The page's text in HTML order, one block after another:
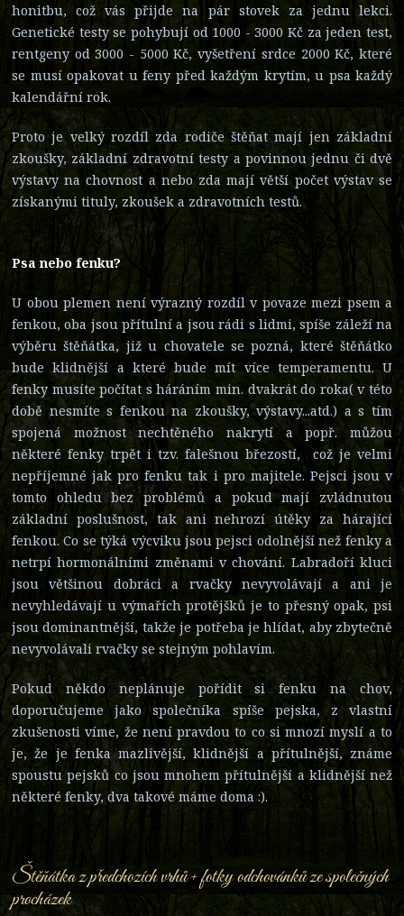
honitbu, což vás přijde na pár stovek za jednu lekci.
Genetické testy se pohybují od 1000 - 3000 Kč za jeden test,
rentgeny od 3000 - 5000 Kč, vyšetření srdce 2000 Kč, které
se musí opakovat u feny před každým krytím, u psa každý
kalendářní rok.
Proto je velký rozdíl zda rodiče štěňat mají jen základní
zkoušky, základní zdravotní testy a povinnou jednu či dvě
výstavy na chovnost a nebo zda mají větší počet výstav se
získanými tituly, zkoušek a zdravotních testů.
Psa nebo fenku?
U obou plemen není výrazný rozdíl v povaze mezi psem a
fenkou, oba jsou přítulní a jsou rádi s lidmi, spíše záleží na
výběru štěňátka, již u chovatele se pozná, které štěňátko
bude klidnější a které bude mít více temperamentu. U
fenky musíte počítat s háráním min. dvakrát do roka( v této
době nesmíte s fenkou na zkoušky, výstavy...atd.) a s tím
spojená možnost nechtěného nakrytí a popř. můžou
některé fenky trpět i tzv. falešnou březostí, což je velmi
nepříjemné jak pro fenku tak i pro majitele. Pejsci jsou v
tomto ohledu bez problémů a pokud mají zvládnutou
základní poslušnost, tak ani nehrozí útěky za hárající
fenkou. Co se týká výcviku jsou pejsci odolnější než fenky a
netrpí hormonálními změnami v chování. Labradoří kluci
jsou většinou dobráci a rvačky nevyvolávají a ani je
nevyhledávají u výmařích protějšků je to přesný opak, psi
jsou dominantnější, takže je potřeba je hlídat, aby zbytečně
nevyvolávali rvačky se stejným pohlavím.
Pokud někdo neplánuje pořídit si fenku na chov,
doporučujeme jako společníka spíše pejska, z vlastní
zkušenosti víme, že není pravdou to co si mnozí myslí a to
je, že je fenka mazlivější, klidnější a přítulnější, známe
spoustu pejsků co jsou mnohem přítulnější a klidnější než
některé fenky, dva takové máme doma :).
Štěňátka z předchozích vrhů + fotky odchovánků ze společných
procházek